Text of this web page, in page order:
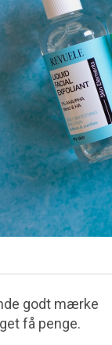
godt mærke
få penge.